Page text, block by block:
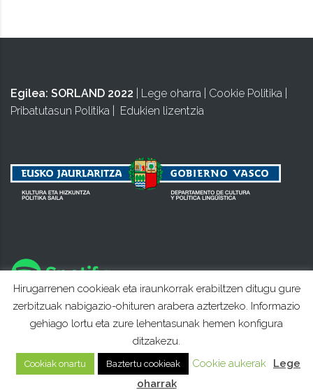
Egilea: SORLAND 2022 Lege oharra Cookie Politika
Pribatutasun Politika
Edukien lizentzia
Hirugarrenen cookieak eta iraunkorrak erabiltzen ditugu gure
zerbitzuak nabigazio-ohituren arabera aztertzeko. Informazio
gehiago lortu eta zure lehentasunak hemen konfigura
ditzakezu.
Cookiak onartu Baztertu cookieak Cookie aukerak
Lege
oharrak